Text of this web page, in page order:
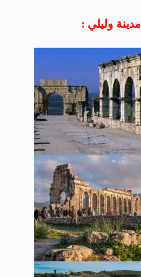
مدينة وليلي :